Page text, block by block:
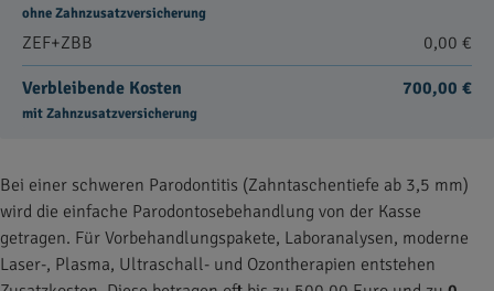
ohne Zahnzusatzversicherung
ZEF+ZBB 0,00 €
Verbleibende Kosten
mit Zahnzusatzversicherung
700,00 €
Bei einer schweren Parodontitis (Zahntaschentiefe ab 3,5 mm)
wird die einfache Parodontosebehandlung von der Kasse
getragen. Für Vorbehandlungspakete, Laboranalysen, moderne
Laser-, Plasma, Ultraschall- und Ozontherapien entstehen